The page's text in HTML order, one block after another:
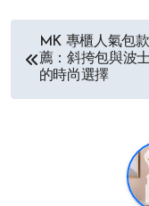
MK 專櫃人氣包
薦：斜挎包與波
的時尚選擇